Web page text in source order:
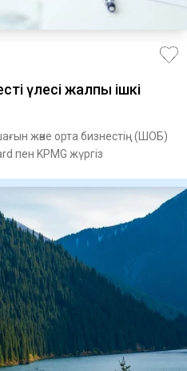
үлесі жалпы ішкі
және орта бизнестің (ШОБ)
пен KPMG жүргіз